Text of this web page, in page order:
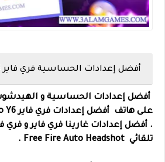
أفضل إعدادات الحساسية فري فاير
أفضل إعدادات الحساسية و
على هاتف
أفضل إعدادات فري فاير Free fire
. أفضل إعدادات غارينا فري فاير و
تلقائي Free Fire Auto Headshot .